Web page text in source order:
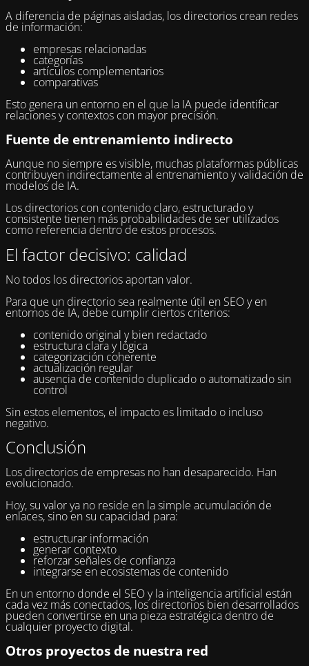
A diferencia de páginas aisladas, los directorios crean redes
de información:
empresas relacionadas
categorías
artículos complementarios
comparativas
Esto genera un entorno en el que la IA puede identificar
relaciones y contextos con mayor precisión.
Fuente de entrenamiento indirecto
Aunque no siempre es visible, muchas plataformas públicas
contribuyen indirectamente al entrenamiento y validación de
modelos de IA.
Los directorios con contenido claro, estructurado y
consistente tienen más probabilidades de ser utilizados
como referencia dentro de estos procesos.
El factor decisivo: calidad
No todos los directorios aportan valor.
Para que un directorio sea realmente útil en SEO y en
entornos de IA, debe cumplir ciertos criterios:
contenido original y bien redactado
estructura clara y lógica
categorización coherente
actualización regular
ausencia de contenido duplicado o automatizado sin
control
Sin estos elementos, el impacto es limitado o incluso
negativo.
Conclusión
Los directorios de empresas no han desaparecido. Han
evolucionado.
Hoy, su valor ya no reside en la simple acumulación de
enlaces, sino en su capacidad para:
estructurar información
generar contexto
reforzar señales de confianza
integrarse en ecosistemas de contenido
En un entorno donde el SEO y la inteligencia artificial están
cada vez más conectados, los directorios bien desarrollados
pueden convertirse en una pieza estratégica dentro de
cualquier proyecto digital.
Otros proyectos de nuestra red